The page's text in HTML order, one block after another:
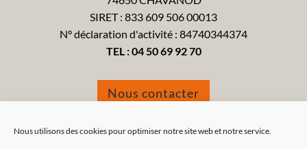
Nous utilisons des cookies pour optimiser notre site web et notre service.
SIRET : 833 609 506 00013
N° déclaration d'activité : 84740344374
TEL :04 50 69 92 70
Nous contacter